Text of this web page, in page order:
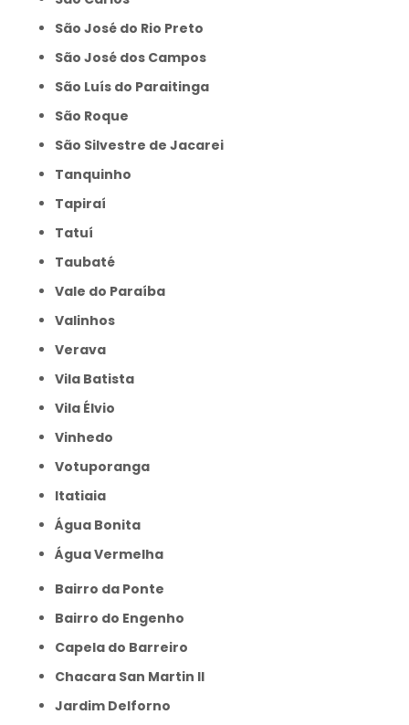
São José do Rio Preto
São José dos Campos
São Luís do Paraitinga
São Roque
São Silvestre de Jacarei
Tanquinho
Tapiraí
Tatuí
Taubaté
Vale do Paraíba
Valinhos
Verava
Vila Batista
Vila Élvio
Vinhedo
Votuporanga
itatiaia
Água Bonita
Água Vermelha
Bairro da Ponte
Bairro do Engenho
Capela do Barreiro
Chacara San Martin II
Jardim Delforno